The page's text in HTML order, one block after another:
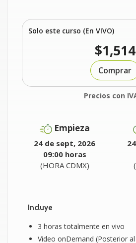
Solo este curso (En VIVO)
$1,514
Comprar
Precios con
Empieza
24 de sept, 2026
09:00 horas
(HORA CDMX)
Incluye
3 horas totalmente en vivo
Video onDemand (Posterior